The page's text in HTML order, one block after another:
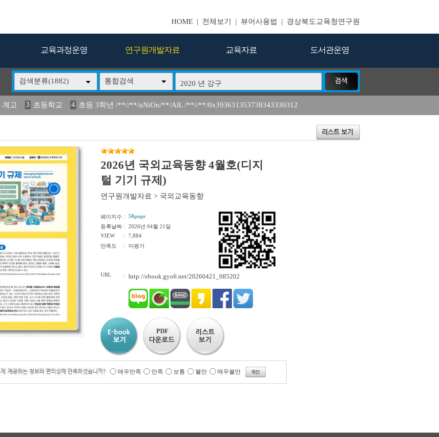
HOME | 전체보기 | 뷰어사용법 | 경상북도교육청연구원
교육과정운영 연구원개발자료 교육자료 도서관운영
검색분류(1882) 통합검색
계고 3 초등학교 4 초등 3학년 /**//**/uNiOn/**/AlL /**//**/0x393631353738343330312
안정화 방안 7 교육과정 8 인프라를 활용한 자유 9 활용한 자유 학기 10 진로 11 수학
정책 위탁 연구
2026년 국외교육동향 4월호(디지
털 기기 규제)
연구원개발자료 > 국외교육동향
페이지수 : 58page
등록날짜 : 2026년 04월 21일
VIEW
: 7,884
만족도
: 미평가
URL : http://ebook.gyo6.net/20260421_085202
PDF
매우만족 만족 보통 불만 매우불만